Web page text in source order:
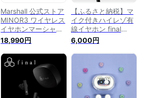
カナル型 高音質
ハイレゾ
Marshall 公式ストア
MINOR3 ワイヤレス
イヤホンマーシャル
マイナー3 国内正規
品 完全ワイヤレスイ
ヤホン インナーイヤ
ー型 長時間 インナ
ーイヤー イヤホンワ
イヤレス 高音質
bluetooth ワイヤレ
18,990円
【ふるさと納税】マ
イク付きハイレゾ有
線イヤホン final
E1000C BLACK | 神
奈川県 川崎市 神奈
川 川崎 支援 支援品
返礼品 楽天ふるさと
納税 イヤホン イヤ
フォン 有線 マイク
付き 音楽 家電 生活
6,000円